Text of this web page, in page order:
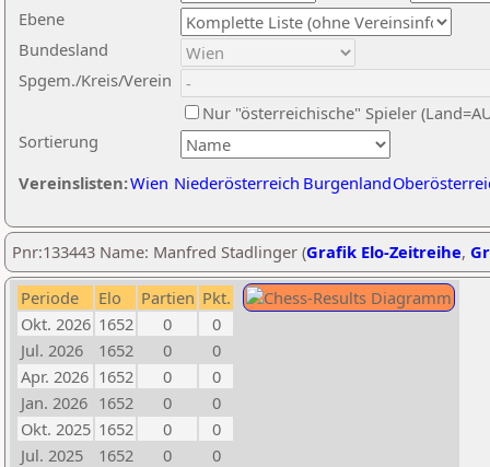
Ebene
Sortierung
Bundesland
Spgem./Kreis/Verein
Nur "österreichische" Spieler
Vereinslisten:Wien Niederösterreich Burgenland
Pnr:133443 Name: Manfred Stadlinger (Grafik Elo-Zeitreihe,
Periode Elo Partien Pkt.
Okt. 2026 1652 0
0
Jul. 2026
1652 0
0
Apr. 2026 1652 0
0
Jan. 2026 1652 0
0
Okt. 2025 1652 0
0
Jul. 2025
1652 0
0